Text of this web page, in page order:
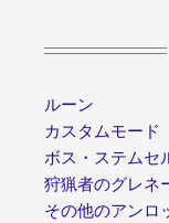
ルーン
カスタムモード
ボス・ステムセ
狩猟者のグレネ
その他のアンロ